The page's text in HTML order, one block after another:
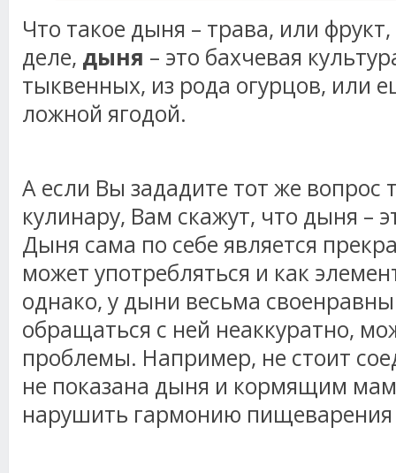
Что такое дыня – трава, или
деле, дыня – это бахчевая
тыквенных, из рода огурцов, или
ложной ягодой.
А если Вы зададите тот же вопрос
кулинару, Вам скажут, что дыня –
Дыня сама по себе является
может употребляться и как
однако, у дыни весьма
обращаться с ней неаккуратно,
проблемы. Например, не стоит
не показана дыня и кормящим
нарушить гармонию пищеварения